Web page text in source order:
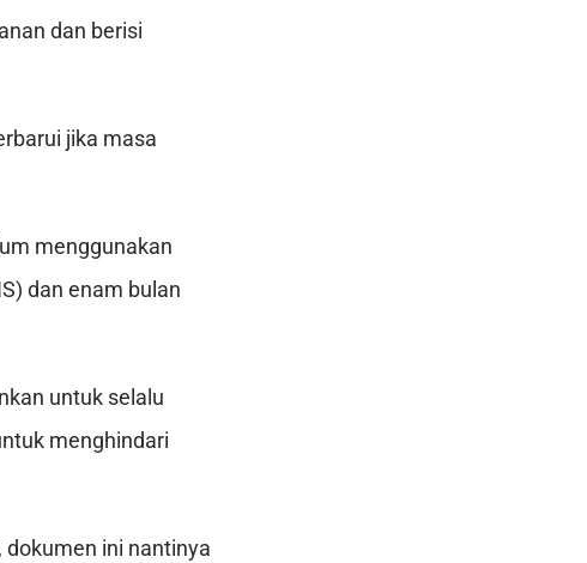
dan berisi
jika masa
menggunakan
dan enam bulan
untuk selalu
menghindari
dokumen ini nantinya